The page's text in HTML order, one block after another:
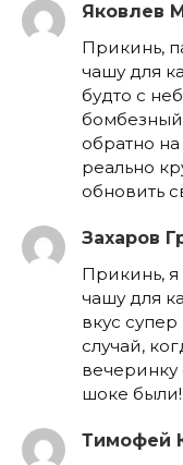
Яковлев
Прикинь,
чашу для
будто с
обратно на
реально
обновить
Захаров
Прикинь,
чашу для
вкус
случай,
шоке были!
Тимофей